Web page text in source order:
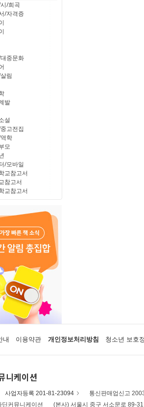
/희곡
/자격증
중문화
림
발
설
고전집
학
모
/모바일
교참고서
참고서
교참고서
내 이용약관 개인정보처리방침 청소년 보호
니케이션
사업자등록 201-81-23094 통신판매업신고
커뮤니케이션
(본사) 서울시 중구 서소문로 89-31